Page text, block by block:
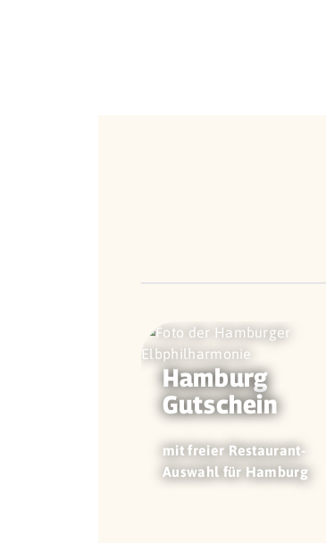
Hamburg
Gutschein
mit freier Restaurant-
Auswahl für Hamburg